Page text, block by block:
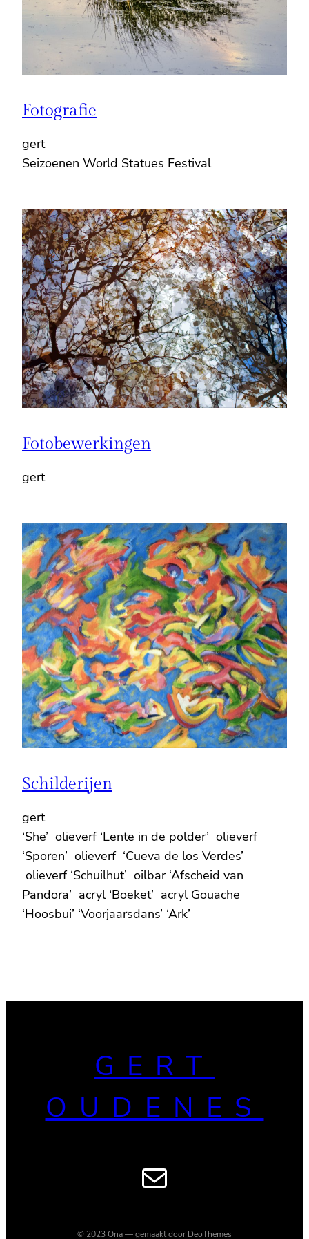
Fotografie
gert
Seizoenen World Statues Festival
Fotobewerkingen
gert
Schilderijen
gert
‘She’ olieverf ‘Lente in de polder’ olieverf
‘Sporen’ olieverf ‘Cueva de los Verdes’
olieverf ‘Schuilhut’ oilbar ‘Afscheid van
Pandora’ acryl ‘Boeket’ acryl Gouache
‘Hoosbui’ ‘Voorjaarsdans’ ‘Ark’
GERT
OUDENES
E-mail
© 2023 Ona — gemaakt door DeoThemes